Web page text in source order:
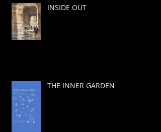
INSIDE OUT
THE INNER GARDEN